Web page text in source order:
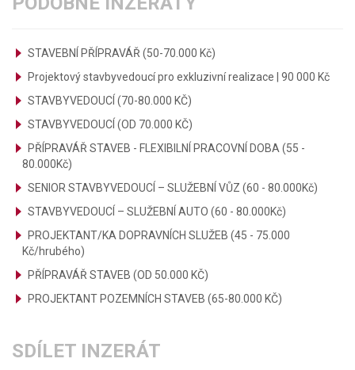
STAVEBNÍ PŘÍPRAVÁŘ (50-70.000 Kč)
Projektový stavbyvedoucí pro exkluzivní realizace | 90 000 Kč
STAVBYVEDOUCÍ (70-80.000 KČ)
STAVBYVEDOUCÍ (OD 70.000 KČ)
PŘÍPRAVÁŘ STAVEB - FLEXIBILNÍ PRACOVNÍ DOBA (55 -
80.000Kč)
SENIOR STAVBYVEDOUCÍ – SLUŽEBNÍ VŮZ (60 - 80.000Kč)
STAVBYVEDOUCÍ – SLUŽEBNÍ AUTO (60 - 80.000Kč)
PROJEKTANT/KA DOPRAVNÍCH SLUŽEB (45 - 75.000
Kč/hrubého)
PŘÍPRAVÁŘ STAVEB (OD 50.000 KČ)
PROJEKTANT POZEMNÍCH STAVEB (65-80.000 KČ)
SDÍLET INZERÁT